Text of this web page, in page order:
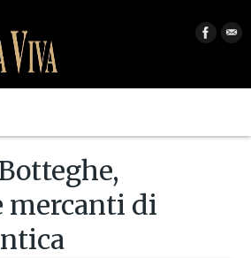
mercanti di